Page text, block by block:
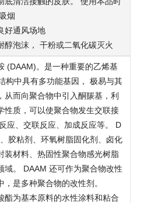
烟
好通风场地
醇泡沫， 干粉或二氧化碳灭火
。是一种重要的乙烯基
构中具有多功能基因， 极易与其
从而向聚合物中引入酮羰基，利
性质，可以使聚合物发生交联接
应、交联反应、加成反应等。 D
胶粘剂、环氧树脂固化剂、卤化
装材料、热固性聚合物感光树脂
域。 DAAM 还可作为聚合物改性
，是多种聚合物的改性剂。
为基本原料的水性涂料和粘合